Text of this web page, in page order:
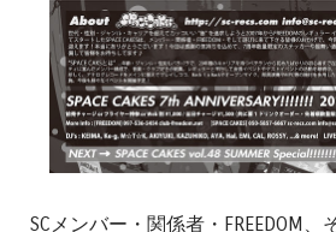
SCメンバー・関係者・FREEDOM、